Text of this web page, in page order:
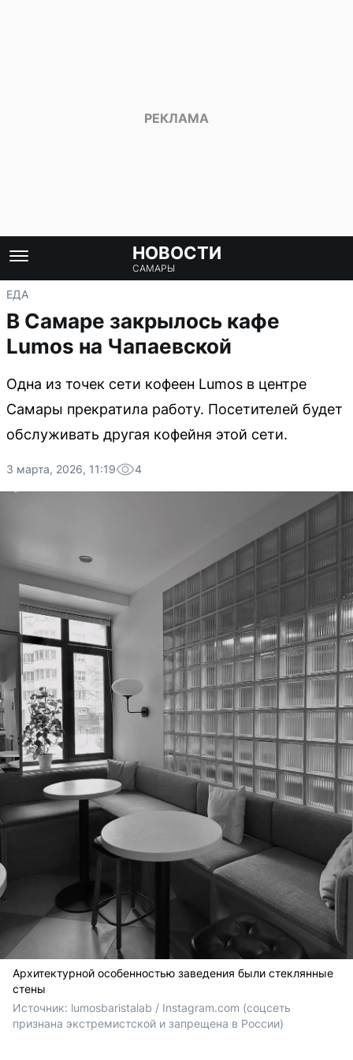
НОВОСТИ
САМАРЫ
ЕДА
В Самаре закрылось кафе
Lumos на Чапаевской
Одна из точек сети кофеен Lumos в центре
Самары прекратила работу. Посетителей будет
обслуживать другая кофейня этой сети.
3 марта, 2026, 11:19 4
Архитектурной особенностью заведения были стеклянные
стены
Источник: lumosbaristalab / Instagram.com (соцсеть
признана экстремистской и запрещена в России)